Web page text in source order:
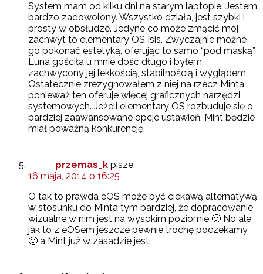
System mam od kilku dni na starym laptopie. Jestem
bardzo zadowolony. Wszystko działa, jest szybki i
prosty w obsłudze. Jedyne co może zmącić mój
zachwyt to elementary OS Isis. Zwyczajnie możne
go pokonać estetyką, oferując to samo “pod maską”.
Luna gościła u mnie dość długo i byłem
zachwycony jej lekkością, stabilnością i wyglądem.
Ostatecznie zrezygnowałem z niej na rzecz Minta,
ponieważ ten oferuje więcej graficznych narzędzi
systemowych. Jeżeli elementary OS rozbuduje się o
bardziej zaawansowane opcje ustawień, Mint będzie
miał poważną konkurencję.
przemas_k pisze:
16 maja, 2014 o 16:25
O tak to prawda eOS może być ciekawą alternatywą
w stosunku do Minta tym bardziej, że dopracowanie
wizualne w nim jest na wysokim poziomie 🙂 No ale
jak to z eOSem jeszcze pewnie trochę poczekamy
🙂 a Mint już w zasadzie jest.